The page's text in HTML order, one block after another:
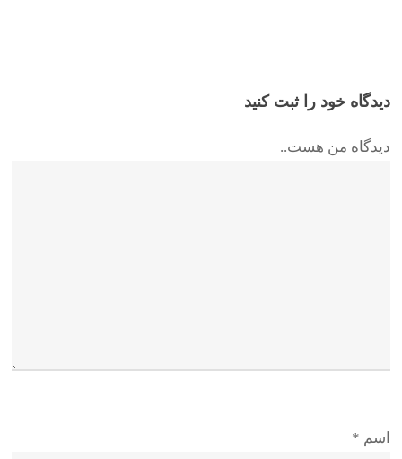
دیدگاه خود را ثبت کنید
دیدگاه من هست..
اسم *